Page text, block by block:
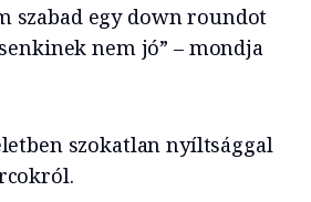
szabad egy down roundot
nem jó” – mondja
szokatlan nyíltsággal